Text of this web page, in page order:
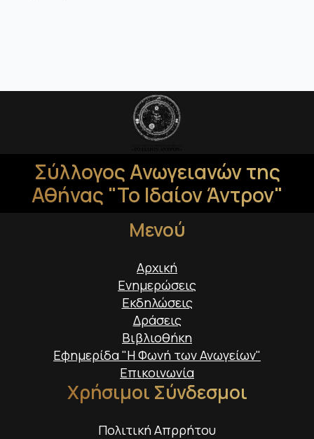
Σύλλογος Ανωγειανών της
Αθήνας "Το Ιδαίον Άντρον"
Μενού
Αρχική
Ενημερώσεις
Εκδηλώσεις
Δράσεις
Βιβλιοθήκη
Εφημερίδα "Η Φωνή των Ανωγείων"
Επικοινωνία
Χρήσιμοι Σύνδεσμοι
Πολιτική Απρρήτου